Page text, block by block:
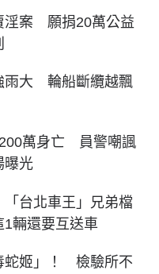
淫案 願捐20萬公益
雨大 輪船斷纜越飄
萬身亡 員警嘲諷
曝光
台北車王」兄弟檔
輛還要互送車
蛇姬」！ 檢驗所不